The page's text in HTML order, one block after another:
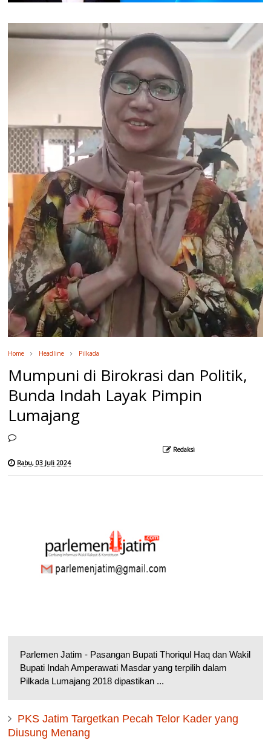
Home Headline Pilkada
Mumpuni di Birokrasi dan Politik,
Bunda Indah Layak Pimpin
Lumajang
Redaksi
Rabu, 03 Juli 2024
Parlemen Jatim - Pasangan Bupati Thoriqul Haq dan Wakil
Bupati Indah Amperawati Masdar yang terpilih dalam
Pilkada Lumajang 2018 dipastikan ...
PKS Jatim Targetkan Pecah Telor Kader yang
Diusung Menang